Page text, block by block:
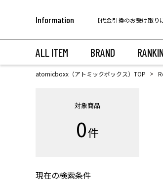
Information
【代金引換のお受け取り
ALL ITEM BRAND
atomicboxx（アトミックボックス）TOP
対象商品
0件
現在の検索条件